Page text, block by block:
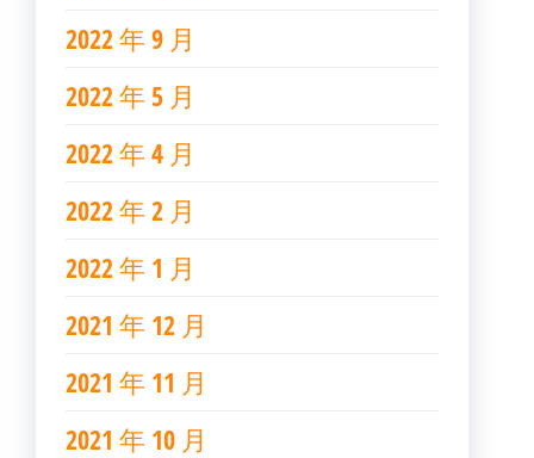
2022 年 9 月
2022 年 5 月
2022 年 4 月
2022 年 2 月
2022 年 1 月
2021 年 12 月
2021 年 11 月
2021 年 10 月